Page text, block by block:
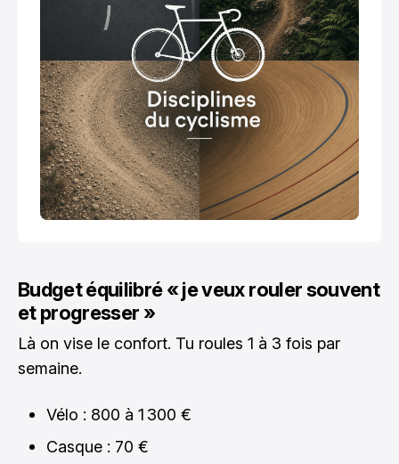
Budget équilibré « je veux rouler souvent
et progresser »
Là on vise le confort. Tu roules 1 à 3 fois par
semaine.
Vélo : 800 à 1 300 €
Casque : 70 €